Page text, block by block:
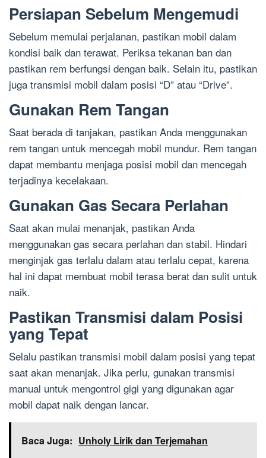
Persiapan Sebelum Mengemudi
Sebelum memulai perjalanan, pastikan mobil dalam
kondisi baik dan terawat. Periksa tekanan ban dan
pastikan rem berfungsi dengan baik. Selain itu, pastikan
juga transmisi mobil dalam posisi “D” atau “Drive”.
Gunakan Rem Tangan
Saat berada di tanjakan, pastikan Anda menggunakan
rem tangan untuk mencegah mobil mundur. Rem tangan
dapat membantu menjaga posisi mobil dan mencegah
terjadinya kecelakaan.
Gunakan Gas Secara Perlahan
Saat akan mulai menanjak, pastikan Anda
menggunakan gas secara perlahan dan stabil. Hindari
menginjak gas terlalu dalam atau terlalu cepat, karena
hal ini dapat membuat mobil terasa berat dan sulit untuk
naik.
Pastikan Transmisi dalam Posisi
yang Tepat
Selalu pastikan transmisi mobil dalam posisi yang tepat
saat akan menanjak. Jika perlu, gunakan transmisi
manual untuk mengontrol gigi yang digunakan agar
mobil dapat naik dengan lancar.
Baca Juga: Unholy Lirik dan Terjemahan